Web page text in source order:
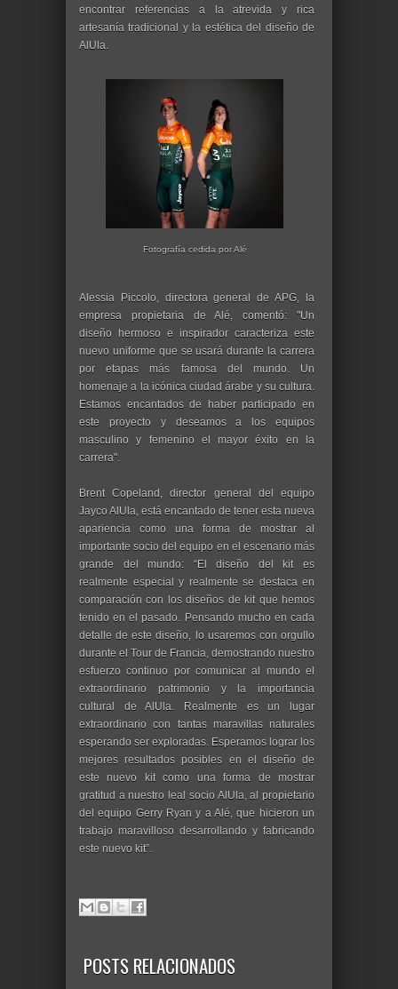
encontrar referencias a la atrevida y rica
artesanía tradicional y la estética del diseño de
AlUla.
Fotografía cedida por Alé
Alessia Piccolo, directora general de APG, la
empresa propietaria de Alé, comentó: "Un
diseño hermoso e inspirador caracteriza este
nuevo uniforme que se usará durante la carrera
por etapas más famosa del mundo. Un
homenaje a la icónica ciudad árabe y su cultura.
Estamos encantados de haber participado en
este proyecto y deseamos a los equipos
masculino y femenino el mayor éxito en la
carrera".
Brent Copeland, director general del equipo
Jayco AlUla, está encantado de tener esta nueva
apariencia como una forma de mostrar al
importante socio del equipo en el escenario más
grande del mundo: “El diseño del kit es
realmente especial y realmente se destaca en
comparación con los diseños de kit que hemos
tenido en el pasado. Pensando mucho en cada
detalle de este diseño, lo usaremos con orgullo
durante el Tour de Francia, demostrando nuestro
esfuerzo continuo por comunicar al mundo el
extraordinario patrimonio y la importancia
cultural de AlUla. Realmente es un lugar
extraordinario con tantas maravillas naturales
esperando ser exploradas. Esperamos lograr los
mejores resultados posibles en el diseño de
este nuevo kit como una forma de mostrar
gratitud a nuestro leal socio AlUla, al propietario
del equipo Gerry Ryan y a Alé, que hicieron un
trabajo maravilloso desarrollando y fabricando
este nuevo kit”.
POSTS RELACIONADOS